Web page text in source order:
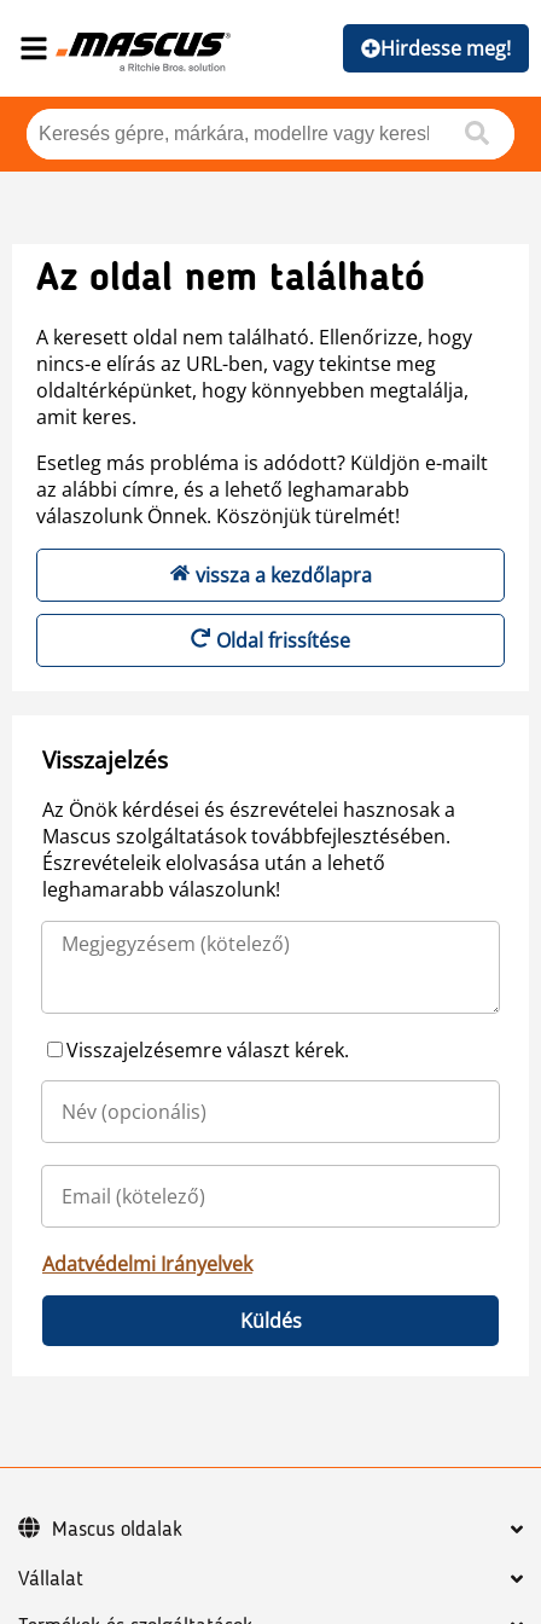
Hirdesse meg!
Az oldal nem található
A keresett oldal nem található. Ellenőrizze, hogy
nincs-e elírás az URL-ben, vagy tekintse meg
oldaltérképünket, hogy könnyebben megtalálja,
amit keres.
Esetleg más probléma is adódott? Küldjön e-mailt
az alábbi címre, és a lehető leghamarabb
válaszolunk Önnek. Köszönjük türelmét!
vissza a kezdőlapra
Oldal frissítése
Visszajelzés
Az Önök kérdései és észrevételei hasznosak a
Mascus szolgáltatások továbbfejlesztésében.
Észrevételeik elolvasása után a lehető
leghamarabb válaszolunk!
Visszajelzésemre választ kérek.
Adatvédelmi Irányelvek
Küldés
Vállalat
Mascus oldalak